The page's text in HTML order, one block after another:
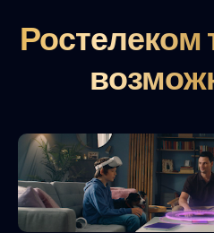
Ростелеком